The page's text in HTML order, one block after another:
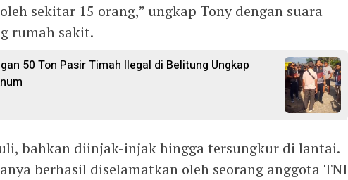
sekitar 15 orang,” ungkap Tony dengan suara
rumah sakit.
50 Ton Pasir Timah Ilegal di Belitung Ungkap
bahkan diinjak-injak hingga tersungkur di lantai.
berhasil diselamatkan oleh seorang anggota TNI